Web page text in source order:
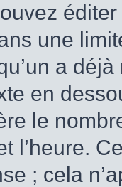
une
a
en
le
l’heure.
; cela